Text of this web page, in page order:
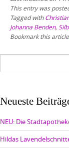
This entry was
Tagged with
Johanna Benden,
Bookmark this article
Neueste
NEU: Die
Hildas